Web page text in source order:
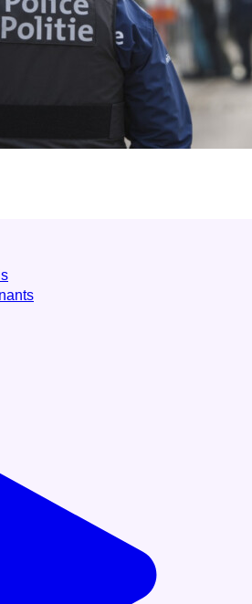
"L’auteure d’une vidéo